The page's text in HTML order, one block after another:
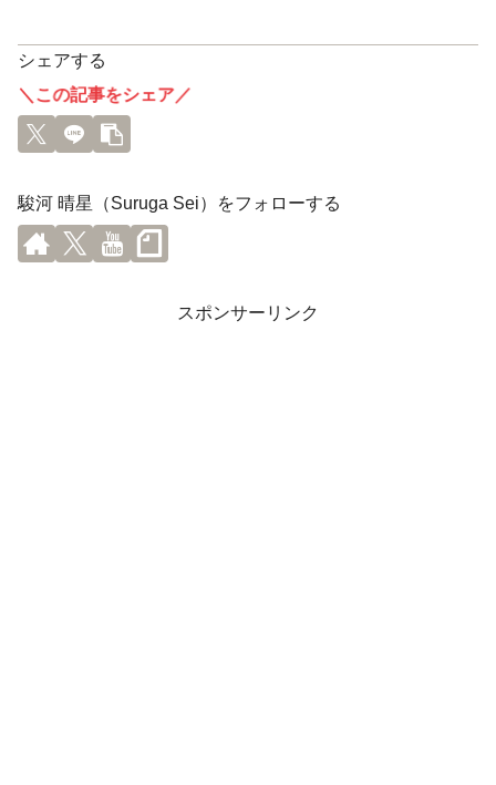
シェアする
＼この記事をシェア／
駿河 晴星（Suruga Sei）をフォローする
スポンサーリンク